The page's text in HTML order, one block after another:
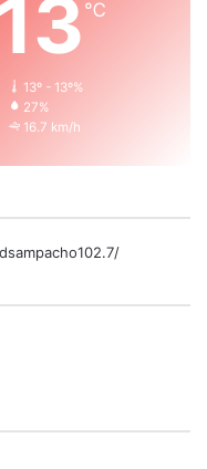
13 ℃
13º - 13º%
27%
16.7 km/h